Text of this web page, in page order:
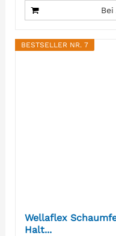
BESTSELLER NR. 7
Wellaflex
Halt...